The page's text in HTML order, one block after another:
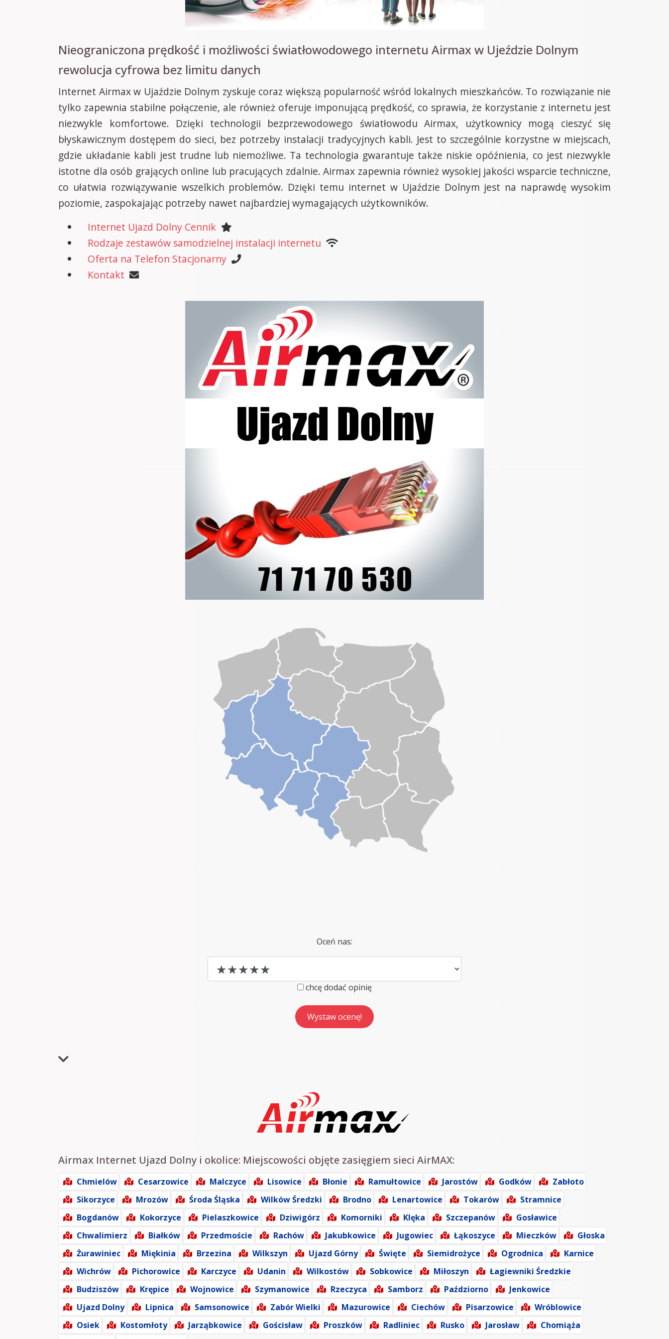
Nieograniczona prędkość i możliwości światłowodowego internetu Airmax w Ujeździe Dolnym
rewolucja cyfrowa bez limitu danych
Internet Airmax w Ujaździe Dolnym zyskuje coraz większą popularność wśród lokalnych mieszkańców. To rozwiązanie nie
tylko zapewnia stabilne połączenie, ale również oferuje imponującą prędkość, co sprawia, że korzystanie z internetu jest
niezwykle komfortowe. Dzięki technologii bezprzewodowego światłowodu Airmax, użytkownicy mogą cieszyć się
błyskawicznym dostępem do sieci, bez potrzeby instalacji tradycyjnych kabli. Jest to szczególnie korzystne w miejscach,
gdzie układanie kabli jest trudne lub niemożliwe. Ta technologia gwarantuje także niskie opóźnienia, co jest niezwykle
istotne dla osób grających online lub pracujących zdalnie. Airmax zapewnia również wysokiej jakości wsparcie techniczne,
co ułatwia rozwiązywanie wszelkich problemów. Dzięki temu internet w Ujaździe Dolnym jest na naprawdę wysokim
poziomie, zaspokajając potrzeby nawet najbardziej wymagających użytkowników.
Internet Ujazd Dolny Cennik
Rodzaje zestawów samodzielnej instalacji internetu
Oferta na Telefon Stacjonarny
Kontakt
Oceń nas:
chcę dodać opinię
Airmax Internet Ujazd Dolny i okolice: Miejscowości objęte zasięgiem sieci AirMAX:
Chmielów Cesarzowice Malczyce Lisowice Błonie Ramułtowice Jarostów Godków
Zabłoto
Sikorzyce
Mrozów Środa Śląska Wilków Średzki Brodno Lenartowice Tokarów
Stramnice
Bogdanów
Kokorzyce Pielaszkowice Dziwigórz Komorniki Klęka Szczepanów
Gosławice
Chwalimierz
Białków Przedmoście Rachów Jakubkowice Jugowiec Łąkoszyce Mieczków
Głoska
Żurawiniec
Miękinia Brzezina Wilkszyn Ujazd Górny Święte Siemidrożyce Ogrodnica
Karnice
Wichrów
Pichorowice Karczyce Udanin Wilkostów Sobkowice Miłoszyn
Łagiewniki Średzkie
Budziszów
Krępice Wojnowice Szymanowice Rzeczyca Samborz Paździorno
Jenkowice
Ujazd Dolny
Lipnica Samsonowice Zabór Wielki Mazurowice Ciechów Pisarzowice
Wróblowice
Osiek
Kostomłoty Jarząbkowice Gościsław Proszków Radliniec Rusko Jarosław
Chomiąża